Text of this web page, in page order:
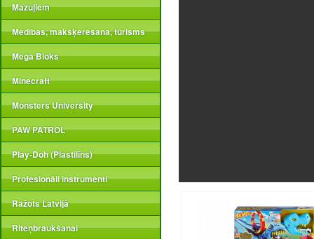
Mazuļiem
Medības, makšķerēšana, tūrisms
Mega Bloks
Minecraft
Monsters University
PAW PATROL
Play-Doh (Plastilīns)
Profesionāli instrumenti
Ražots Latvijā
Riteņbraukšanai